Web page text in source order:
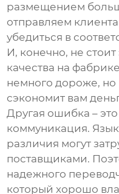
размещением
отправляем
убедиться в
И, конечно, не
качества на
немного дороже, но
сэкономит вам
Другая ошибка –
коммуникация.
различия могут
поставщиками.
надежного
который хорошо